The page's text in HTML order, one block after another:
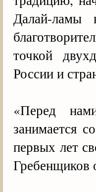
Далай-
точкой
России и
«Перед
занимается
первых лет
Гребенщиков